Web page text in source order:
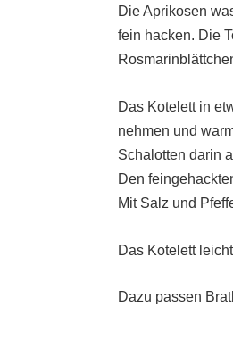
Die Aprikosen
fein hacken. Die
Das Kotelett in
nehmen und
Schalotten darin
Den
Mit Salz und
Das Kotelett
Dazu passen